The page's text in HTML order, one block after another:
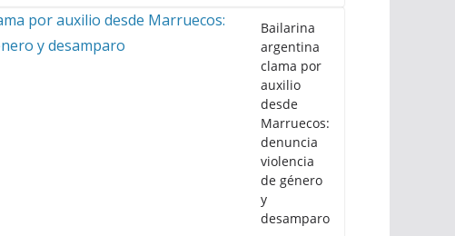
Bailarina
argentina
clama por
auxilio
desde
Marruecos:
denuncia
violencia
de género
y
desamparo